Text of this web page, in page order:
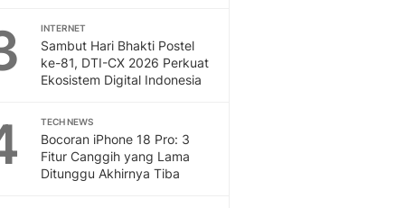
INTERNET
Sambut Hari Bhakti Postel
ke-81, DTI-CX 2026 Perkuat
Ekosistem Digital Indonesia
TECH NEWS
Bocoran iPhone 18 Pro: 3
Fitur Canggih yang Lama
Ditunggu Akhirnya Tiba